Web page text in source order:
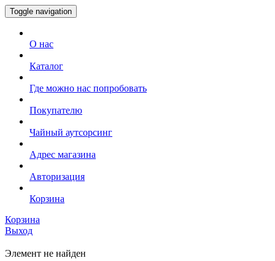
Toggle navigation
О нас
Каталог
Где можно нас попробовать
Покупателю
Чайный аутсорсинг
Адрес магазина
Авторизация
Корзина
Корзина
Выход
Элемент не найден